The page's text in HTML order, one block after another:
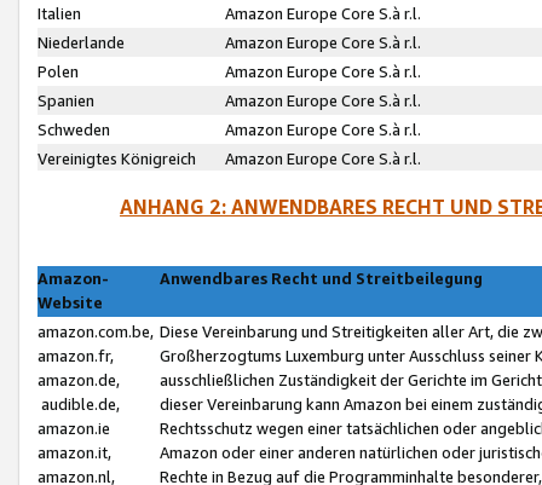
Italien
Amazon Europe Core S.à r.l.
Niederlande
Amazon Europe Core S.à r.l.
Polen
Amazon Europe Core S.à r.l.
Spanien
Amazon Europe Core S.à r.l.
Schweden
Amazon Europe Core S.à r.l.
Vereinigtes Königreich
Amazon Europe Core S.à r.l.
ANHANG 2: ANWENDBARES RECHT UND
Amazon-
Website
Anwendbares Recht und Streitbeilegung
amazon.com.be,
amazon.fr,
amazon.de,
audible.de,
amazon.ie
amazon.it,
amazon.nl,
Diese Vereinbarung und Streitigkeiten aller Art, die
Großherzogtums Luxemburg unter Ausschluss
ausschließlichen Zuständigkeit der Gerichte im
dieser Vereinbarung kann Amazon bei einem
Rechtsschutz wegen einer tatsächlichen oder
Amazon oder einer anderen natürlichen oder
Rechte in Bezug auf die Programminhalte